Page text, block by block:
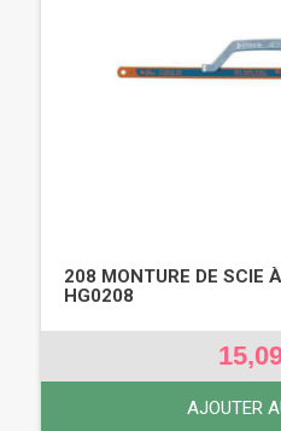
208 MONTURE DE SCIE
HG0208
AJOUTER